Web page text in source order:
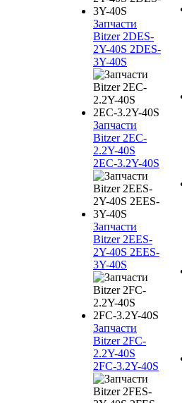
Запчасти
Bitzer 2DES-
2Y-40S 2DES-
3Y-40S
Запчасти
Bitzer 2EC-
2.2Y-40S
2EC-3.2Y-40S
Запчасти
Bitzer 2EES-
2Y-40S 2EES-
3Y-40S
Запчасти
Bitzer 2FC-
2.2Y-40S
2FC-3.2Y-40S